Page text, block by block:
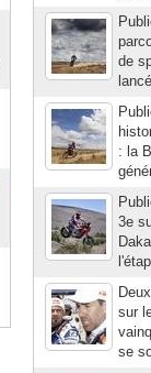
de
: la
3e
sur
se